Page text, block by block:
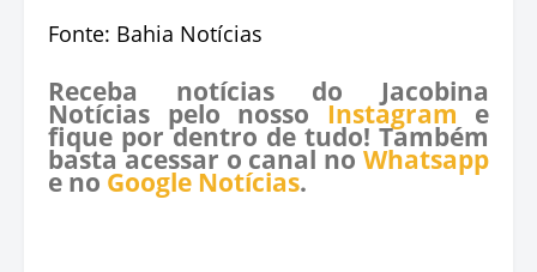
Fonte: Bahia Notícias
Receba notícias do Jacobina
Notícias pelo nosso Instagram e
fique por dentro de tudo! Também
basta acessar o canal no Whatsapp
e no Google Notícias.